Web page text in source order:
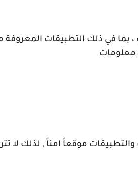
، بما في ذلك التطبيقات
والتطبيقات موقعاً امناً , لذلك لا